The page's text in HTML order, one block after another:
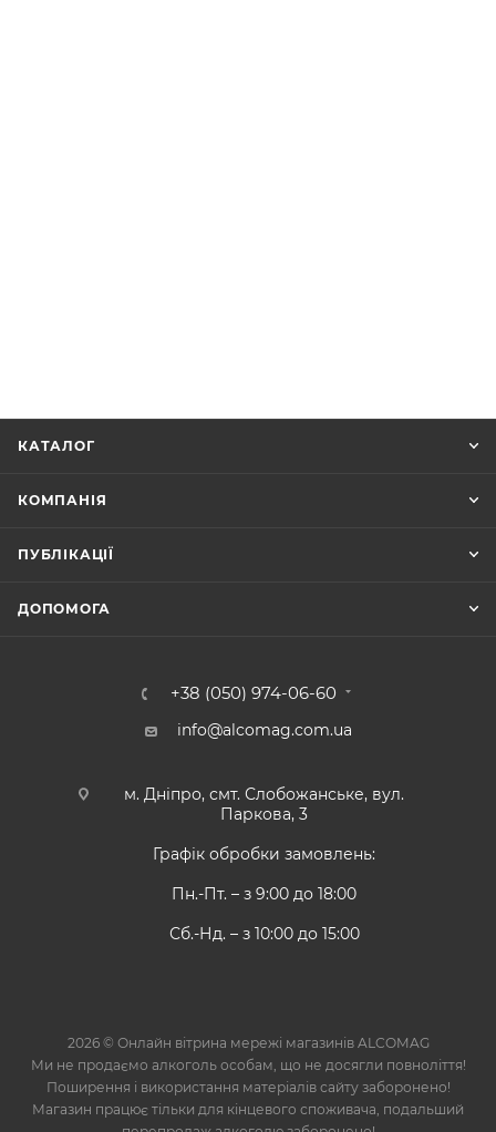
КАТАЛОГ
КОМПАНІЯ
ПУБЛІКАЦІЇ
ДОПОМОГА
+38 (050) 974-06-60
info@alcomag.com.ua
м. Дніпро, смт. Слобожанське, вул.
Паркова, 3
Графік обробки замовлень:
Пн.-Пт. – з 9:00 до 18:00
Сб.-Нд. – з 10:00 до 15:00
2026 © Онлайн вітрина мережі магазинів ALCOMAG
Ми не продаємо алкоголь особам, що не досягли повноліття!
Поширення і використання матеріалів сайту заборонено!
Магазин працює тільки для кінцевого споживача, подальший